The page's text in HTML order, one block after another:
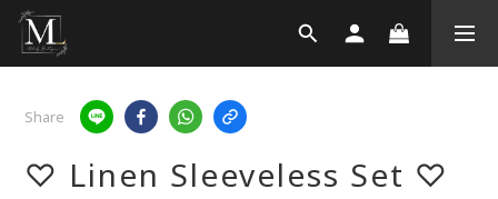
Share
♡ Linen Sleeveless Set ♡